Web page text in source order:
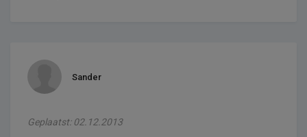
Sander
Geplaatst: 02.12.2013